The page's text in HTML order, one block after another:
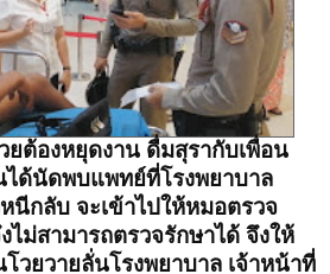
ยต้องหยุดงาน ดื่มสุรากับเพื่อน
ด้นัดพบแพทย์ที่โรงพยาบาล
นีกลับ จะเข้าไปให้หมอตรวจ
ไม่สามารถตรวจรักษาได้ จึงให้
วยวายลั่นโรงพยาบาล เจ้าหน้าที่